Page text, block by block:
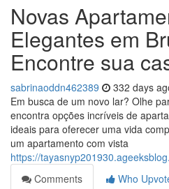
Novas
Elegantes em
Encontre sua
sabrinaoddn462389 332 days
Em busca de um novo lar? Olhe
encontra opções incríveis de
ideais para oferecer uma vida
um apartamento com vista
https://
Comments
Who